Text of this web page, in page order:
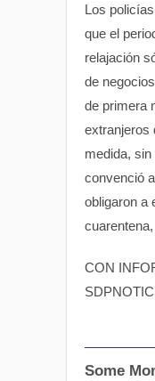
Los
que el
relajación
de
de primera
extranjeros
medida,
convenció
obligaron a
CON